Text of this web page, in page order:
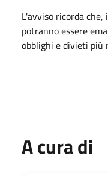
L'avviso ricorda
potranno essere
obblighi e divieti
A cura di